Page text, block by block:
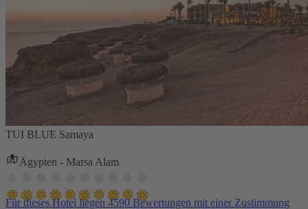
TUI BLUE Samaya
Ägypten - Marsa Alam
Für dieses Hotel liegen 4590 Bewertungen mit einer Zustimmung